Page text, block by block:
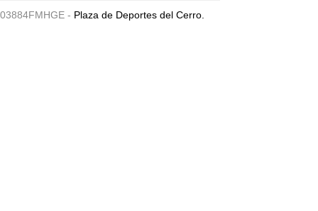
03884FMHGE - Plaza de Deportes del Cerro.